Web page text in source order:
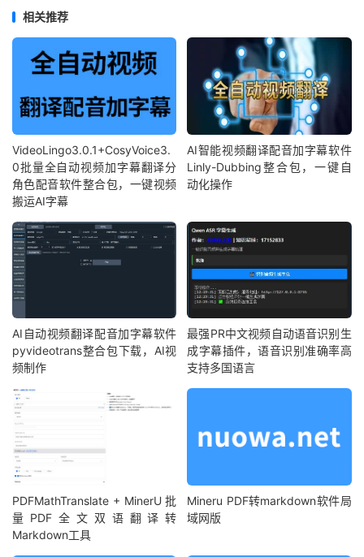
相关推荐
VideoLingo3.0.1+CosyVoice3.
0批量全自动视频加字幕翻译分
角色配音软件整合包，一键视频
搬运AI字幕
AI智能视频翻译配音加字幕软件
Linly-Dubbing整合包，一键自
动化操作
AI自动视频翻译配音加字幕软件
pyvideotrans整合包下载，AI视
频制作
最强PR中文视频自动语音识别生
成字幕插件，语音识别准确率高
支持多国语言
PDFMathTranslate + MinerU 批
量PDF全文双语翻译转
Markdown工具
Mineru PDF转markdown软件局
域网版